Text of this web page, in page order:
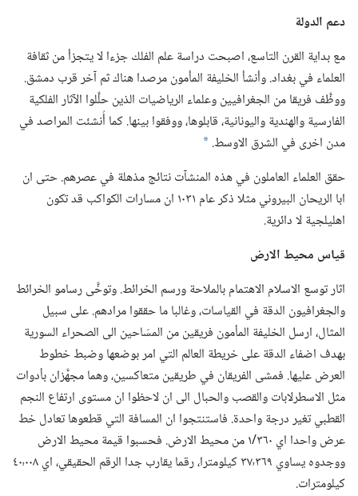
دعم الدولة
مع بداية القرن التاسع،‏ اصبحت دراسة علم الفلك جزءا لا يتجزأ من ثقافة
العلماء في بغداد.‏ وأنشأ الخليفة المأمون مرصدا هناك ثم آخر قرب دمشق.‏
ووظَّف فريقا من الجغرافيين وعلماء الرياضيات الذين حلَّلوا الآثار الفلكية
الفارسية والهندية واليونانية،‏ قابلوها،‏ ووفقوا بينها.‏ كما أُنشئت المراصد في
مدن اخرى في الشرق الاوسط.‏ *
حقق العلماء العاملون في هذه المنشآت نتائج مذهلة في عصرهم.‏ حتى ان
ابا الريحان البيروني مثلا ذكر عام ١٠٣١ ان مسارات الكواكب قد تكون
اهليلجية لا دائرية.‏
قياس محيط الارض
اثار توسع الاسلام الاهتمام بالملاحة ورسم الخرائط.‏ وتوخَّى رسامو الخرائط
والجغرافيون الدقة في القياسات،‏ وغالبا ما حققوا مرادهم.‏ على سبيل
المثال،‏ ارسل الخليفة المأمون فريقين من المسّاحين الى الصحراء السورية
بهدف اضفاء الدقة على خريطة العالم التي امر بوضعها وضبط خطوط
العرض عليها.‏ فمشى الفريقان في طريقين متعاكسين،‏ وهما مجهَّزان بأدوات
مثل الاسطرلابات والقصب والحبال الى ان لاحظوا ان مستوى ارتفاع النجم
القطبي تغير درجة واحدة.‏ فاستنتجوا ان المسافة التي قطعوها تعادل خط
عرض واحدا اي ٣٦٠/‏١ من محيط الارض.‏ فحسبوا قيمة محيط الارض
ووجدوه يساوي ٣٧٬٣٦٩ كيلومترا،‏ رقما يقارب جدا الرقم الحقيقي،‏ اي ٤٠٬٠٠٨
كيلومترات.‏